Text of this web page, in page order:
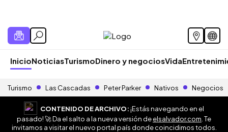
InicioNoticiasTurismoDinero y negociosVida
Turismo Las Cascadas Peter Parker Nativos Negocios
CONTENIDO DE ARCHIVO:¡Estás navegando en el
pasado! 🚀 Da el salto a la nueva versión deelsalvador.com . Te
invitamos a visitar el nuevo portal país donde coincidimos todos.